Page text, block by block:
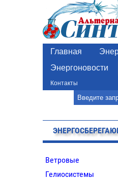
Главная
Энергоновости
Контакты
Ветровые
Гелиосистемы